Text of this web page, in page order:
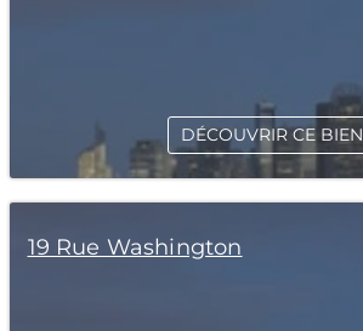
DÉCOUVRIR CE BIEN
19 Rue Washington